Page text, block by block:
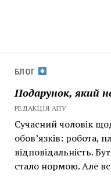
БЛОГ
Подарунок, який
РЕДАКЦІЯ АПУ
Сучасний чоловік
обов’язків: робота,
відповідальність.
стало нормою. Але